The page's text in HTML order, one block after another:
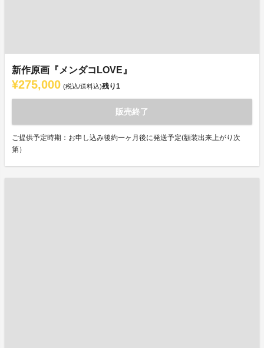
新作原画『メンダコLOVE』
¥275,000 (税込/送料込)残り1
販売終了
ご提供予定時期：お申し込み後約一ヶ月後に発送予定(額装出来上がり次
第）